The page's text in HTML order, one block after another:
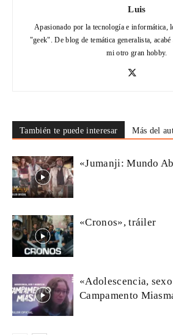
Luis
Apasionado por la tecnología e informática,
"geek". De blog de temática generalista,
mi otro gran hobby.
También te puede interesar Más del
«Jumanji: Mundo
«Cronos», tráiler
«Adolescencia,
Campamento